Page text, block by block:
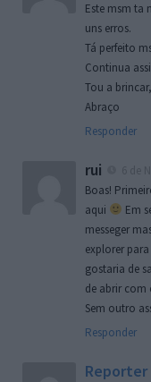
Este msm ta
uns erros.
Tá perfeito
Continua
Tou a
Abraço
Responder
rui
Boas!
aqui
Em
messeger
explorer
gostaria de
de abrir com
Sem outro
Responder
Reporter